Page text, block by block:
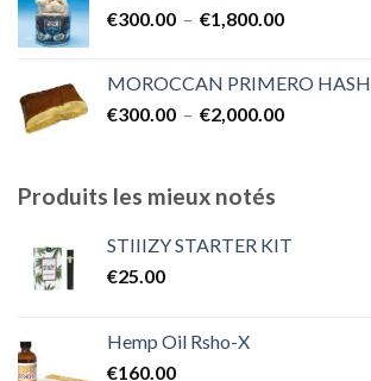
à
€300.00 – €1,800.00Plage
€300.00
à
MOROCCAN PRIMERO HASH
€300.00 – €2,000.00Plage
€2,000.00
Produits les mieux notés
STIIIZY STARTER KIT
€25.00
Hemp Oil Rsho-X
€160.00